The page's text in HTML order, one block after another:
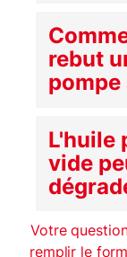
rebut
pompe
L'huile
vide
Votre
remplir le